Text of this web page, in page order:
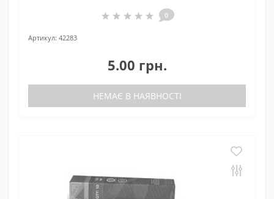
0
Артикул: 42283
5.00 грн.
НЕМАЄ В НАЯВНОСТІ